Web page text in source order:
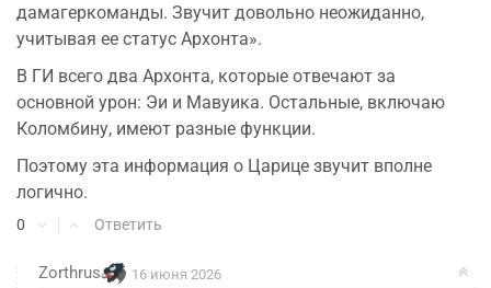
дамагеркоманды. Звучит довольно неожиданно,
учитывая ее статус Архонта».
В ГИ всего два Архонта, которые отвечают за
основной урон: Эи и Мавуика. Остальные, включаю
Коломбину, имеют разные функции.
Поэтому эта информация о Царице звучит вполне
логично.
0 | Ответить
Zorthrus 16 июня 2026